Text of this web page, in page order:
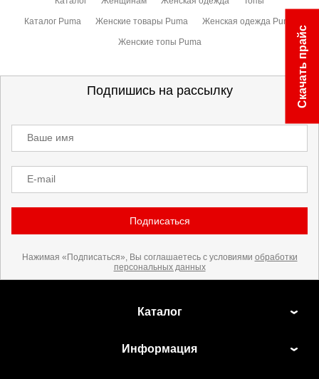
Каталог Puma Женские товары Puma Женская одежда Puma
Женские топы Puma
Подпишись на рассылку
Ваше имя
E-mail
Подписаться
Нажимая «Подписаться», Вы соглашаетесь с условиями обработки
персональных данных
Каталог
Информация
Скачать прайс